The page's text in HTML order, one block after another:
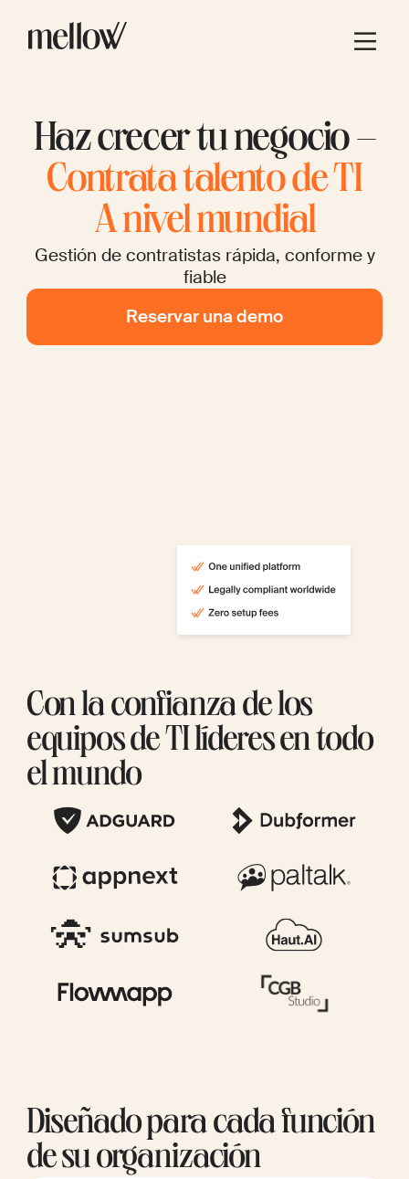
Haz crecer tu negocio –
Contrata talento de TI
A nivel mundial
Gestión de contratistas rápida, conforme y
fiable
Reservar una demo
Con la confianza de los
equipos de TI líderes en todo
el mundo
Diseñado para cada función
de su organización